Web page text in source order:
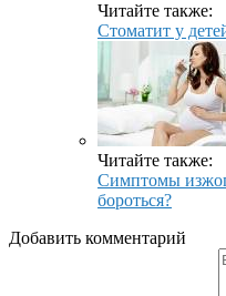
Читайте также:
Стоматит у
Читайте также:
Симптомы
бороться?
Добавить комментарий